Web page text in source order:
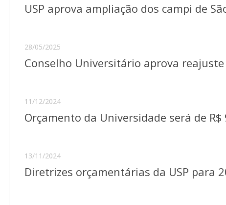
USP aprova ampliação dos campi de
28/05/2025
Conselho Universitário aprova
11/12/2024
Orçamento da Universidade será de
13/11/2024
Diretrizes orçamentárias da USP para